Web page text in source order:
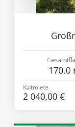
170,0
Kaltmiete
2 040,00 €